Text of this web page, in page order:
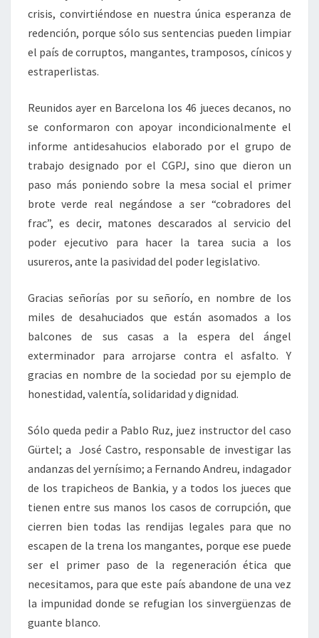
crisis, convirtiéndose en nuestra única esperanza de
redención, porque sólo sus sentencias pueden limpiar
el país de corruptos, mangantes, tramposos, cínicos y
estraperlistas.
Reunidos ayer en Barcelona los 46 jueces decanos, no
se conformaron con apoyar incondicionalmente el
informe antidesahucios elaborado por el grupo de
trabajo designado por el CGPJ, sino que dieron un
paso más poniendo sobre la mesa social el primer
brote verde real negándose a ser “cobradores del
frac”, es decir, matones descarados al servicio del
poder ejecutivo para hacer la tarea sucia a los
usureros, ante la pasividad del poder legislativo.
Gracias señorías por su señorío, en nombre de los
miles de desahuciados que están asomados a los
balcones de sus casas a la espera del ángel
exterminador para arrojarse contra el asfalto. Y
gracias en nombre de la sociedad por su ejemplo de
honestidad, valentía, solidaridad y dignidad.
Sólo queda pedir a Pablo Ruz, juez instructor del caso
Gürtel; a José Castro, responsable de investigar las
andanzas del yernísimo; a Fernando Andreu, indagador
de los trapicheos de Bankia, y a todos los jueces que
tienen entre sus manos los casos de corrupción, que
cierren bien todas las rendijas legales para que no
escapen de la trena los mangantes, porque ese puede
ser el primer paso de la regeneración ética que
necesitamos, para que este país abandone de una vez
la impunidad donde se refugian los sinvergüenzas de
guante blanco.